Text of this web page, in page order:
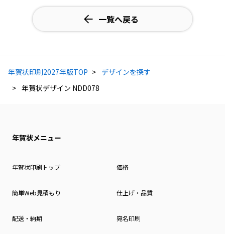
一覧へ戻る
年賀状印刷2027年版TOP
デザインを探す
年賀状デザイン NDD078
年賀状メニュー
年賀状印刷トップ 価格
簡単Web見積もり 仕上げ・品質
配送・納期 宛名印刷